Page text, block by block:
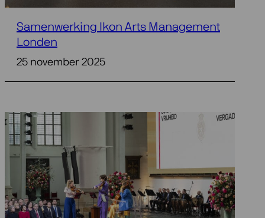
Samenwerking Ikon Arts Management
Londen
25 november 2025